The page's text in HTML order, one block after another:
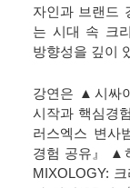
자인과 브랜드
는 시대 속 크
방향성을 깊이
강연은 ▲시싸
시작과 핵심경
러스엑스 변사
경험 공유』 ▲
MIXOLOGY: